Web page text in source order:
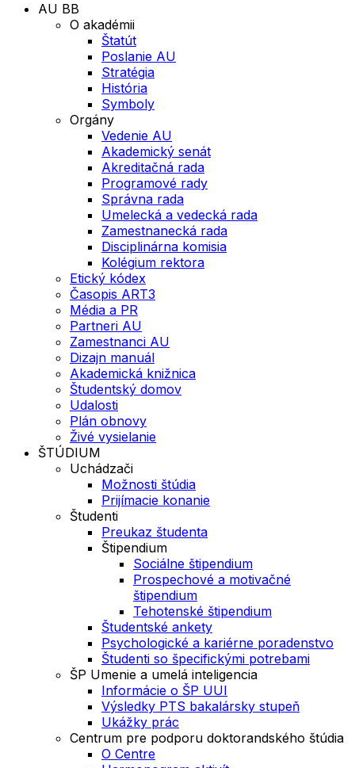
AU BB
O akadémii
Štatút
Poslanie AU
Stratégia
História
Symboly
Orgány
Vedenie AU
Akademický senát
Akreditačná rada
Programové rady
Správna rada
Umelecká a vedecká rada
Zamestnanecká rada
Disciplinárna komisia
Kolégium rektora
Etický kódex
Časopis ART3
Média a PR
Partneri AU
Zamestnanci AU
Dizajn manuál
Akademická knižnica
Študentský domov
Udalosti
Plán obnovy
Živé vysielanie
ŠTÚDIUM
Uchádzači
Možnosti štúdia
Prijímacie konanie
Študenti
Preukaz študenta
Štipendium
Sociálne štipendium
Prospechové a motivačné
štipendium
Tehotenské štipendium
Študentské ankety
Psychologické a kariérne poradenstvo
Študenti so špecifickými potrebami
ŠP Umenie a umelá inteligencia
Informácie o ŠP UUI
Výsledky PTS bakalársky stupeň
Ukážky prác
Centrum pre podporu doktorandského štúdia
O Centre